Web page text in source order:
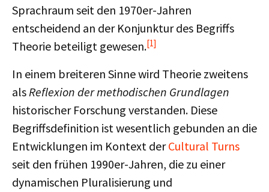
Sprachraum seit den 1970er-Jahren
entscheidend an der Konjunktur des Begriffs
Theorie beteiligt gewesen.[1]
In einem breiteren Sinne wird Theorie zweitens
alsReflexion der methodischen Grundlagen
historischer Forschung verstanden. Diese
Begriffsdefinition ist wesentlich gebunden an die
Entwicklungen im Kontext derCultural Turns
seit den frühen 1990er-Jahren, die zu einer
dynamischen Pluralisierung und